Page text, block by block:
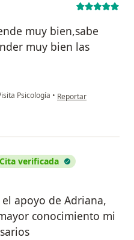
muy bien,sabe
muy bien las
Psicología • en opinión del usuario
Reportar
Cita verificada
apoyo de Adriana,
conocimiento mi